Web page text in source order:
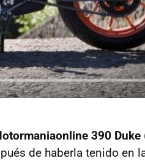
390 Duke
de haberla tenido en